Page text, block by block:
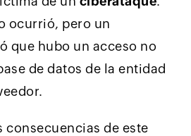
ocurrió, pero un
que hubo un acceso no
de datos de la entidad
consecuencias de este